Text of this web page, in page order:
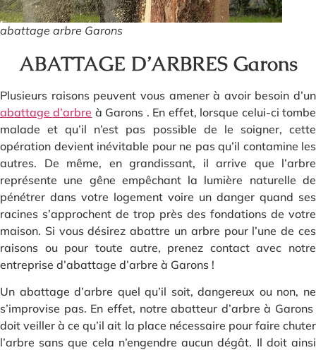
abattage arbre Garons
ABATTAGE D’ARBRES Garons
Plusieurs raisons peuvent vous amener à avoir besoin d’un
abattage d’arbre à Garons . En effet, lorsque celui-ci tombe
malade et qu’il n’est pas possible de le soigner, cette
opération devient inévitable pour ne pas qu’il contamine les
autres. De même, en grandissant, il arrive que l’arbre
représente une gêne empêchant la lumière naturelle de
pénétrer dans votre logement voire un danger quand ses
racines s’approchent de trop près des fondations de votre
maison. Si vous désirez abattre un arbre pour l’une de ces
raisons ou pour toute autre, prenez contact avec notre
entreprise d’abattage d’arbre à Garons !
Un abattage d’arbre quel qu’il soit, dangereux ou non, ne
s’improvise pas. En effet, notre abatteur d’arbre à Garons
doit veiller à ce qu’il ait la place nécessaire pour faire chuter
l’arbre sans que cela n’engendre aucun dégât. Il doit ainsi